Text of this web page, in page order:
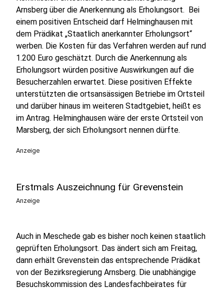
Arnsberg über die Anerkennung als Erholungsort. Bei
einem positiven Entscheid darf Helminghausen mit
dem Prädikat „Staatlich anerkannter Erholungsort“
werben. Die Kosten für das Verfahren werden auf rund
1.200 Euro geschätzt. Durch die Anerkennung als
Erholungsort würden positive Auswirkungen auf die
Besucherzahlen erwartet. Diese positiven Effekte
unterstützten die ortsansässigen Betriebe im Ortsteil
und darüber hinaus im weiteren Stadtgebiet, heißt es
im Antrag. Helminghausen wäre der erste Ortsteil von
Marsberg, der sich Erholungsort nennen dürfte.
Anzeige
Erstmals Auszeichnung für Grevenstein
Anzeige
Auch in Meschede gab es bisher noch keinen staatlich
geprüften Erholungsort. Das ändert sich am Freitag,
dann erhält Grevenstein das entsprechende Prädikat
von der Bezirksregierung Arnsberg. Die unabhängige
Besuchskommission des Landesfachbeirates für